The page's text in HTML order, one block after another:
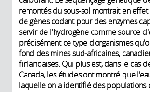
remontés du sous-sol montrait en
de gènes codant pour des enzymes
servir de l'hydrogène comme source
précisément ce type d'organismes
fond des mines sud-africaines,
finlandaises. Qui plus est, dans le cas
Canada, les études ont montré que
laquelle on a identifié des populations